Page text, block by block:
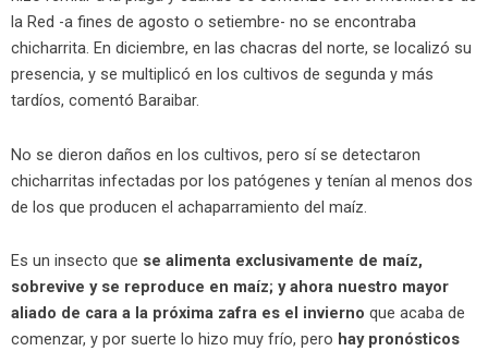
la Red -a fines de agosto o setiembre- no se encontraba
chicharrita. En diciembre, en las chacras del norte, se localizó su
presencia, y se multiplicó en los cultivos de segunda y más
tardíos, comentó Baraibar.
No se dieron daños en los cultivos, pero sí se detectaron
chicharritas infectadas por los patógenes y tenían al menos dos
de los que producen el achaparramiento del maíz.
Es un insecto que se alimenta exclusivamente de maíz,
sobrevive y se reproduce en maíz; y ahora nuestro mayor
aliado de cara a la próxima zafra es el invierno que acaba de
comenzar, y por suerte lo hizo muy frío, pero hay pronósticos